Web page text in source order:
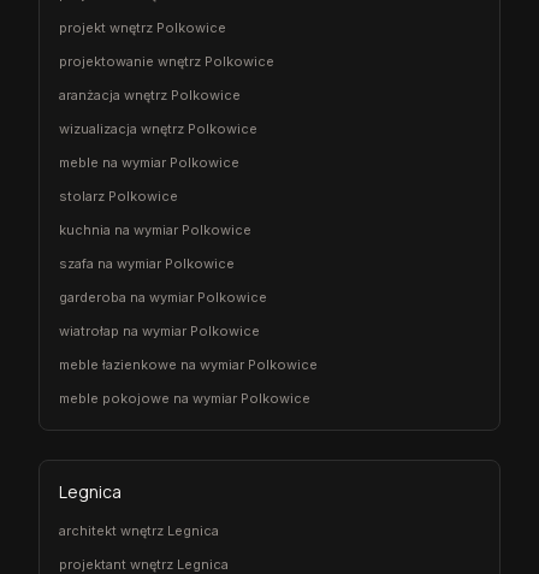
projekt wnętrz Polkowice
projektowanie wnętrz Polkowice
aranżacja wnętrz Polkowice
wizualizacja wnętrz Polkowice
meble na wymiar Polkowice
stolarz Polkowice
kuchnia na wymiar Polkowice
szafa na wymiar Polkowice
garderoba na wymiar Polkowice
wiatrołap na wymiar Polkowice
meble łazienkowe na wymiar Polkowice
meble pokojowe na wymiar Polkowice
Legnica
architekt wnętrz Legnica
projektant wnętrz Legnica